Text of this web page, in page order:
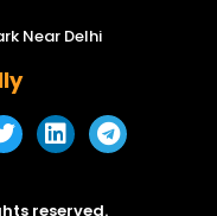
Near Delhi
reserved.